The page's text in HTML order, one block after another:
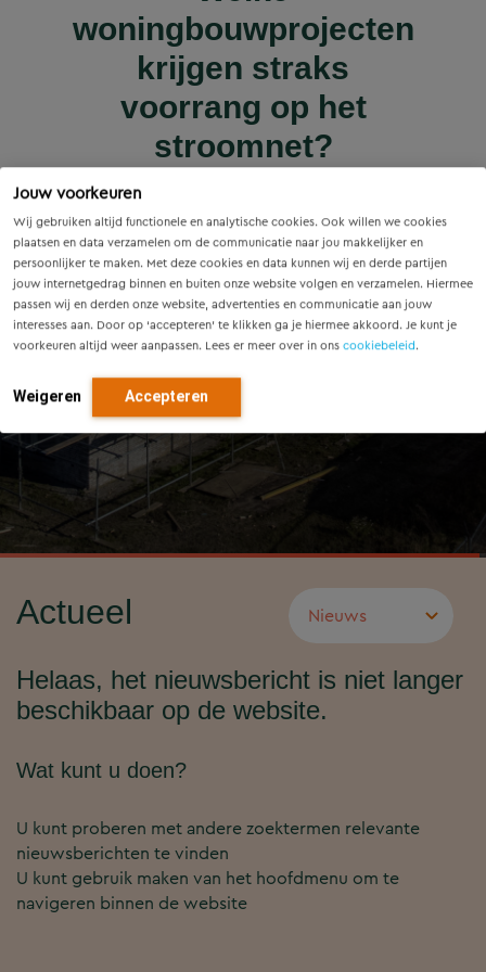
Jouw voorkeuren
Wij gebruiken altijd functionele en analytische cookies. Ook willen we cookies
plaatsen en data verzamelen om de communicatie naar jou makkelijker en
persoonlijker te maken. Met deze cookies en data kunnen wij en derde partijen
jouw internetgedrag binnen en buiten onze website volgen en verzamelen. Hiermee
passen wij en derden onze website, advertenties en communicatie aan jouw
interesses aan. Door op ‘accepteren’ te klikken ga je hiermee akkoord. Je kunt je
voorkeuren altijd weer aanpassen. Lees er meer over in ons cookiebeleid.
Weigeren Accepteren
woningbouwprojecten
krijgen straks
voorrang op het
stroomnet?
Lees meer
nieuws | nieuws
Innovatieve pilot bij
sluiscomplex Helmond
Lees meer
Slim onderzoek
voorkomt onnodige
vervanging van
Eindhovense tunnel
Voorzieningenscan
Drenthe: inzicht voor
vandaag, richting voor
morgen
Wet versterking regie
volkshuisvesting in
werking: wat betekent
dit voor gemeenten?
Actueel
Helaas, het nieuwsbericht is niet langer
beschikbaar op de website.
Wat kunt u doen?
U kunt proberen met andere zoektermen relevante
nieuwsberichten te vinden
U kunt gebruik maken van het hoofdmenu om te
navigeren binnen de website